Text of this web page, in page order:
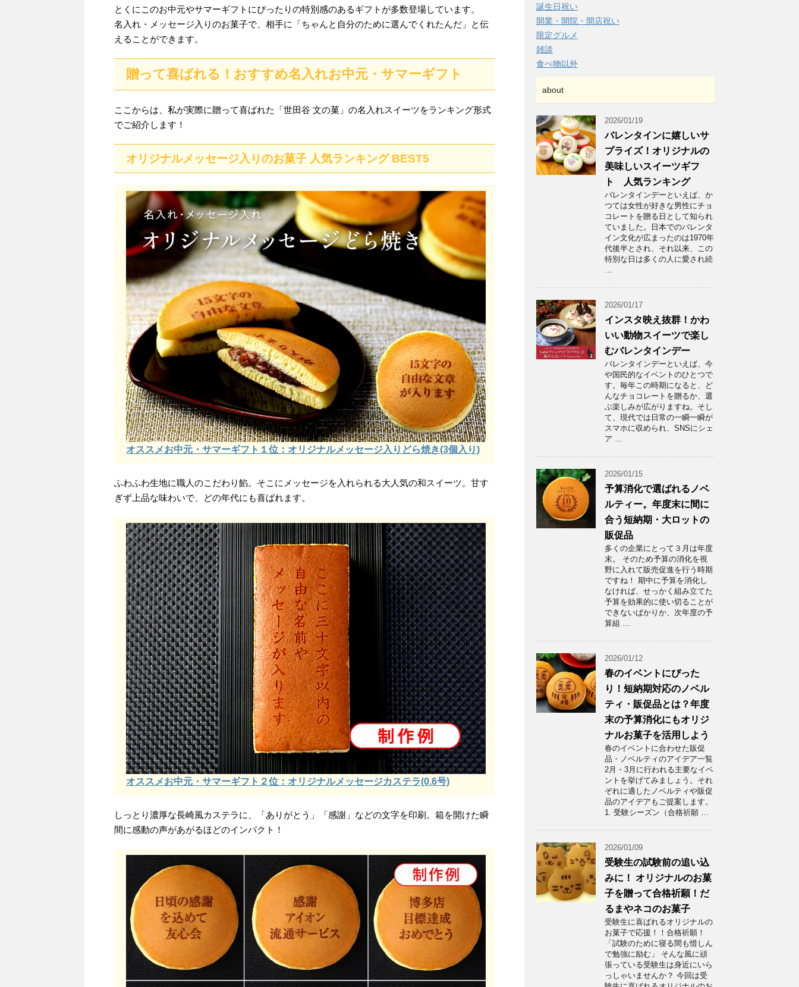
とくにこのお中元やサマーギフトにぴったりの特別感のあるギフトが多数登場しています。
名入れ・メッセージ入りのお菓子で、相手に「ちゃんと自分のために選んでくれたんだ」と伝
えることができます。
贈って喜ばれる！おすすめ名入れお中元・サマーギフト
ここからは、私が実際に贈って喜ばれた「世田谷 文の菓」の名入れスイーツをランキング形式
でご紹介します！
オリジナルメッセージ入りのお菓子 人気ランキング BEST5
オススメお中元・サマーギフト１位：オリジナルメッセージ入りどら焼き(3個入り)
ふわふわ生地に職人のこだわり餡。そこにメッセージを入れられる大人気の和スイーツ。甘す
ぎず上品な味わいで、どの年代にも喜ばれます。
オススメお中元・サマーギフト２位：オリジナルメッセージカステラ(0.6号)
しっとり濃厚な長崎風カステラに、「ありがとう」「感謝」などの文字を印刷。箱を開けた瞬
間に感動の声があがるほどのインパクト！
誕生日祝い
開業・開院・開店祝い
限定グルメ
雑談
食べ物以外
about
2026/01/19
バレンタインに嬉しいサ
プライズ！オリジナルの
美味しいスイーツギフ
ト 人気ランキング
バレンタインデーといえば、か
つては女性が好きな男性にチョ
コレートを贈る日として知られ
ていました。日本でのバレンタ
イン文化が広まったのは1970年
代後半とされ、それ以来、この
特別な日は多くの人に愛され続
…
2026/01/17
インスタ映え抜群！かわ
いい動物スイーツで楽し
むバレンタインデー
バレンタインデーといえば、今
や国民的なイベントのひとつで
す。毎年この時期になると、ど
んなチョコレートを贈るか、選
ぶ楽しみが広がりますね。そし
て、現代では日常の一瞬一瞬が
スマホに収められ、SNSにシェ
ア …
2026/01/15
予算消化で選ばれるノベ
ルティー。年度末に間に
合う短納期・大ロットの
販促品
多くの企業にとって３月は年度
末。 そのため予算の消化を視
野に入れて販売促進を行う時期
ですね！ 期中に予算を消化し
なければ、せっかく組み立てた
予算を効果的に使い切ることが
できないばかりか、次年度の予
算組 …
2026/01/12
春のイベントにぴった
り！短納期対応のノベル
ティ・販促品とは？年度
末の予算消化にもオリジ
ナルお菓子を活用しよう
春のイベントに合わせた販促
品・ノベルティのアイデア一覧
2月・3月に行われる主要なイベ
ントを挙げてみましょう。それ
ぞれに適したノベルティや販促
品のアイデアもご提案します。
1. 受験シーズン（合格祈願 …
2026/01/09
受験生の試験前の追い込
みに！ オリジナルのお菓
子を贈って合格祈願！だ
るまやネコのお菓子
受験生に喜ばれるオリジナルの
お菓子で応援！！合格祈願！
「試験のために寝る間も惜しん
で勉強に励む」 そんな風に頑
張っている受験生は身近にいら
っしゃいませんか？ 今回は受